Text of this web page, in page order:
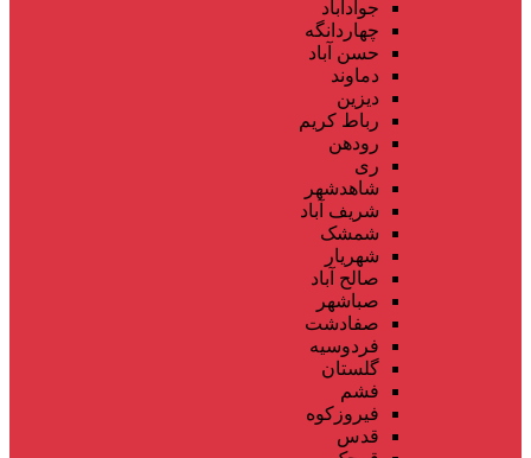
جوادآباد
چهاردانگه
حسن آباد
دماوند
دیزین
رباط کریم
رودهن
ری
شاهدشهر
شریف آباد
شمشک
شهریار
صالح آباد
صباشهر
صفادشت
فردوسیه
گلستان
فشم
فیروزکوه
قدس